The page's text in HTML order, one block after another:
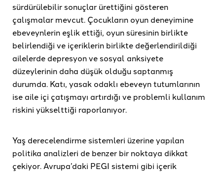
sürdürülebilir sonuçlar ürettiğini gösteren
çalışmalar mevcut. Çocukların oyun deneyimine
ebeveynlerin eşlik ettiği, oyun süresinin birlikte
belirlendiği ve içeriklerin birlikte değerlendirildiği
ailelerde depresyon ve sosyal anksiyete
düzeylerinin daha düşük olduğu saptanmış
durumda. Katı, yasak odaklı ebeveyn tutumlarının
ise aile içi çatışmayı artırdığı ve problemli kullanım
riskini yükselttiği raporlanıyor.
Yaş derecelendirme sistemleri üzerine yapılan
politika analizleri de benzer bir noktaya dikkat
çekiyor. Avrupa’daki PEGI sistemi gibi içerik